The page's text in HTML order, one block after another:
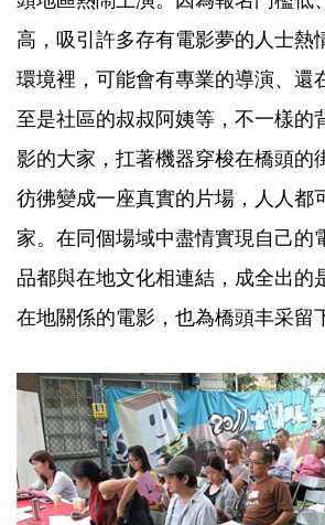
高，吸引許多存有電影夢的人士熱
環境裡，可能會有專業的導演、還
至是社區的叔叔阿姨等，不一樣的
影的大家，扛著機器穿梭在橋頭的
彷彿變成一座真實的片場，人人都
家。在同個場域中盡情實現自己的
品都與在地文化相連結，成全出的
在地關係的電影，也為橋頭丰采留